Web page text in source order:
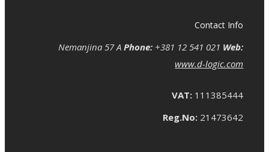
Contact Info
Nemanjina 57 A Phone: +381 12 541 021 Web:
www.d-logic.com
VAT: 111385444
Reg.No: 21473642